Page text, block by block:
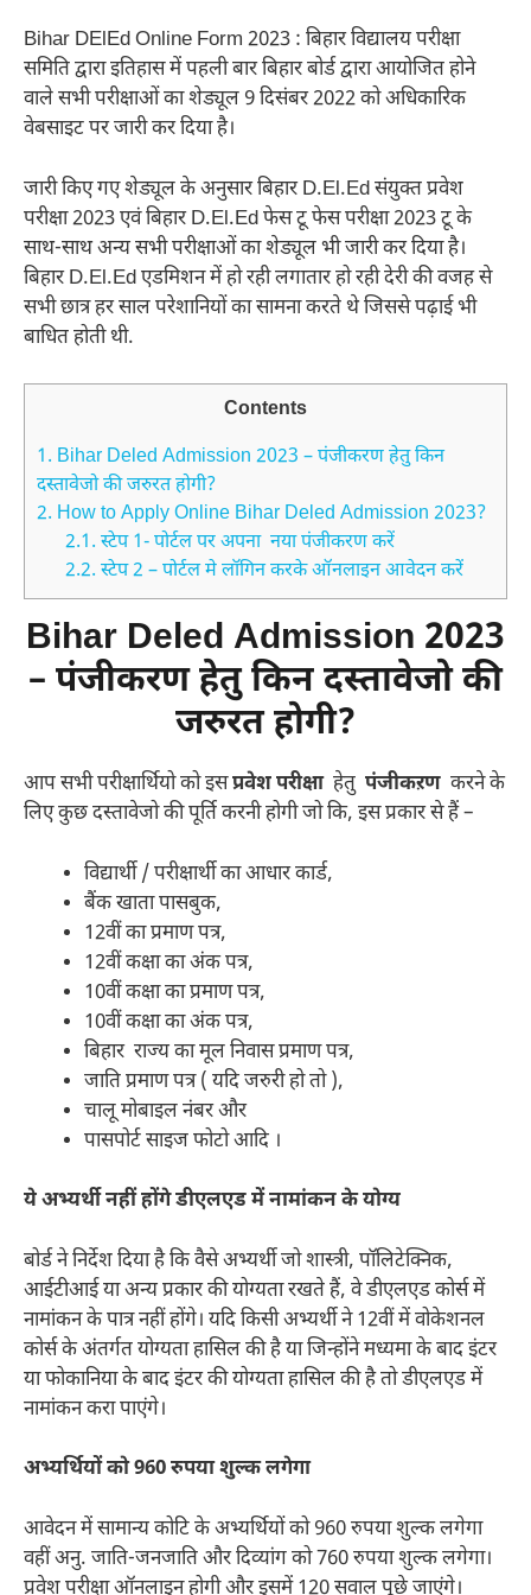
Bihar DElEd Online Form 2023 : बिहार विद्यालय परीक्षा
समिति द्वारा इतिहास में पहली बार बिहार बोर्ड द्वारा आयोजित होने
वाले सभी परीक्षाओं का शेड्यूल 9 दिसंबर 2022 को अधिकारिक
वेबसाइट पर जारी कर दिया है।
जारी किए गए शेड्यूल के अनुसार बिहार D.El.Ed संयुक्त प्रवेश
परीक्षा 2023 एवं बिहार D.El.Ed फेस टू फेस परीक्षा 2023 टू के
साथ-साथ अन्य सभी परीक्षाओं का शेड्यूल भी जारी कर दिया है।
बिहार D.El.Ed एडमिशन में हो रही लगातार हो रही देरी की वजह से
सभी छात्र हर साल परेशानियों का सामना करते थे जिससे पढ़ाई भी
बाधित होती थी.
Contents
1. Bihar Deled Admission 2023 – पंजीकरण हेतु किन
दस्तावेजो की जरुरत होगी?
2. How to Apply Online Bihar Deled Admission 2023?
2.1. स्टेप 1- पोर्टल पर अपना नया पंजीकरण करें
2.2. स्टेप 2 – पोर्टल मे लॉगिन करके ऑनलाइन आवेदन करें
Bihar Deled Admission 2023
– पंजीकरण हेतु किन दस्तावेजो की
जरुरत होगी?
आप सभी परीक्षार्थियो को इसप्रवेश परीक्षा हेतु पंजीकऱण करने के
लिए कुछ दस्तावेजो की पूर्ति करनी होगी जो कि, इस प्रकार से हैं –
विद्यार्थी / परीक्षार्थी का आधार कार्ड,
बैंक खाता पासबुक,
12वीं का प्रमाण पत्र,
12वीं कक्षा का अंक पत्र,
10वीं कक्षा का प्रमाण पत्र,
10वीं कक्षा का अंक पत्र,
बिहार राज्य का मूल निवास प्रमाण पत्र,
जाति प्रमाण पत्र ( यदि जरुरी हो तो ),
चालू मोबाइल नंबर और
पासपोर्ट साइज फोटो आदि ।
ये अभ्यर्थी नहीं होंगे डीएलएड में नामांकन के योग्य
बोर्ड ने निर्देश दिया है कि वैसे अभ्यर्थी जो शास्त्री, पॉलिटेक्निक,
आईटीआई या अन्य प्रकार की योग्यता रखते हैं, वे डीएलएड कोर्स में
नामांकन के पात्र नहीं होंगे। यदि किसी अभ्यर्थी ने 12वीं में वोकेशनल
कोर्स के अंतर्गत योग्यता हासिल की है या जिन्होंने मध्यमा के बाद इंटर
या फोकानिया के बाद इंटर की योग्यता हासिल की है तो डीएलएड में
नामांकन करा पाएंगे।
अभ्यर्थियों को 960 रुपया शुल्क लगेगा
आवेदन में सामान्य कोटि के अभ्यर्थियों को 960 रुपया शुल्क लगेगा
वहीं अनु. जाति-जनजाति और दिव्यांग को 760 रुपया शुल्क लगेगा।
प्रवेश परीक्षा ऑनलाइन होगी और इसमें 120 सवाल पूछे जाएंगे।